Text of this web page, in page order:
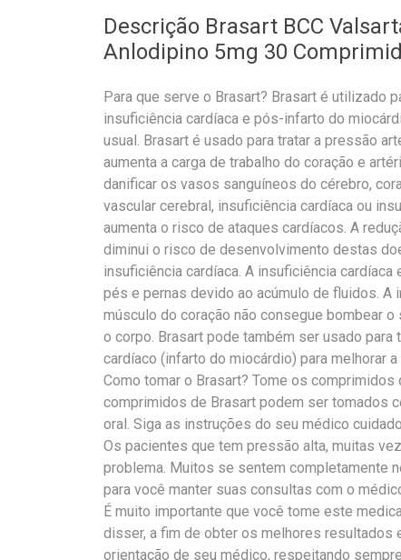
Descrição Brasart BCC
Anlodipino 5mg 30
Para que serve o Brasart? Brasart é utilizado
insuficiência cardíaca e pós-infarto do
usual. Brasart é usado para tratar a pressão
aumenta a carga de trabalho do coração e
danificar os vasos sanguíneos do cérebro,
vascular cerebral, insuficiência cardíaca ou
aumenta o risco de ataques cardíacos. A
diminui o risco de desenvolvimento destas
insuficiência cardíaca. A insuficiência
pés e pernas devido ao acúmulo de fluidos. A
músculo do coração não consegue bombear
o corpo. Brasart pode também ser usado
cardíaco (infarto do miocárdio) para melhorar
Como tomar o Brasart? Tome os comprimidos
comprimidos de Brasart podem ser tomados
oral. Siga as instruções do seu médico
Os pacientes que tem pressão alta, muitas
problema. Muitos se sentem completamente
para você manter suas consultas com o
É muito importante que você tome este
disser, a fim de obter os melhores
orientação de seu médico, respeitando